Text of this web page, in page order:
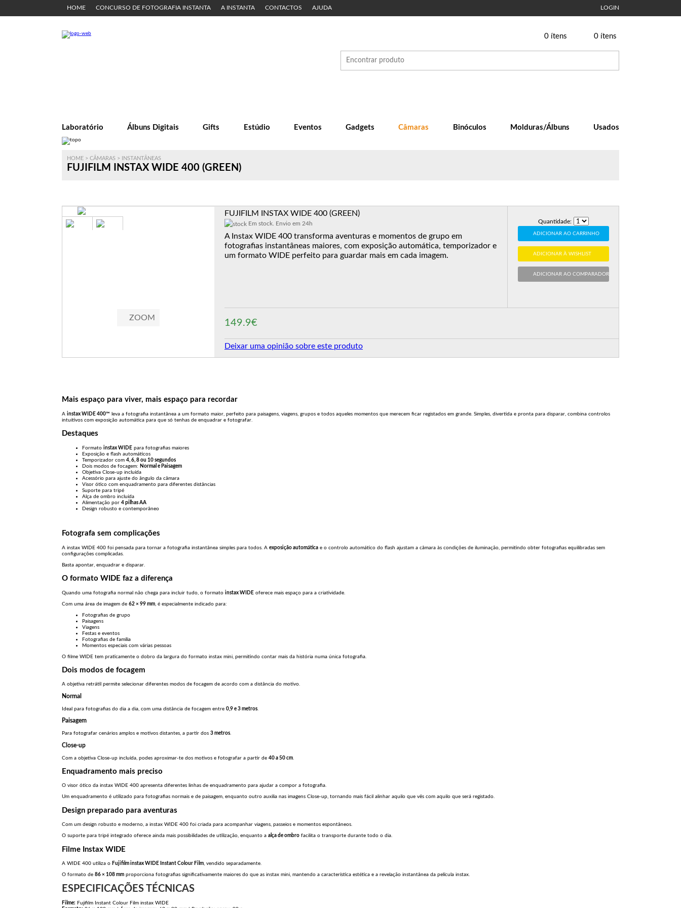
LOGIN
HOME CONCURSO DE FOTOGRAFIA INSTANTA A INSTANTA CONTACTOS AJUDA
0 ítens 0 ítens
Laboratório Álbuns Digitais Gifts Estúdio Eventos Gadgets Câmaras Binóculos Molduras/Álbuns Usados
HOME > CÂMARAS > INSTANTÂNEAS
FUJIFILM INSTAX WIDE 400 (GREEN)
FUJIFILM INSTAX WIDE 400 (GREEN)
Em stock. Envio em 24h
ZOOM
A Instax WIDE 400 transforma aventuras e momentos de grupo em
fotografias instantâneas maiores, com exposição automática, temporizador e
um formato WIDE perfeito para guardar mais em cada imagem.
149.9€
Deixar uma opinião sobre este produto
Quantidade:
ADICIONAR AO CARRINHO
ADICIONAR À WISHLIST
ADICIONAR AO COMPARADOR
Mais espaço para viver, mais espaço para recordar
A instax WIDE 400™ leva a fotografia instantânea a um formato maior, perfeito para paisagens, viagens, grupos e todos aqueles momentos que merecem ficar registados em grande. Simples, divertida e pronta para disparar, combina controlos
intuitivos com exposição automática para que só tenhas de enquadrar e fotografar.
Destaques
Formato instax WIDE para fotografias maiores
Exposição e flash automáticos
Temporizador com 4, 6, 8 ou 10 segundos
Dois modos de focagem: Normal e Paisagem
Objetiva Close-up incluída
Acessório para ajuste do ângulo da câmara
Visor ótico com enquadramento para diferentes distâncias
Suporte para tripé
Alça de ombro incluída
Alimentação por 4 pilhas AA
Design robusto e contemporâneo
Fotografa sem complicações
A instax WIDE 400 foi pensada para tornar a fotografia instantânea simples para todos. A exposição automática e o controlo automático do flash ajustam a câmara às condições de iluminação, permitindo obter fotografias equilibradas sem
configurações complicadas.
Basta apontar, enquadrar e disparar.
O formato WIDE faz a diferença
Quando uma fotografia normal não chega para incluir tudo, o formato instax WIDE oferece mais espaço para a criatividade.
Com uma área de imagem de 62 × 99 mm , é especialmente indicado para:
Fotografias de grupo
Paisagens
Viagens
Festas e eventos
Fotografias de família
Momentos especiais com várias pessoas
O filme WIDE tem praticamente o dobro da largura do formato instax mini, permitindo contar mais da história numa única fotografia.
Dois modos de focagem
A objetiva retrátil permite selecionar diferentes modos de focagem de acordo com a distância do motivo.
Normal
Ideal para fotografias do dia a dia, com uma distância de focagem entre 0,9 e 3 metros
Paisagem
Para fotografar cenários amplos e motivos distantes, a partir dos 3 metros.
Close-up
Com a objetiva Close-up incluída, podes aproximar-te dos motivos e fotografar a partir de 40 a 50 cm
Enquadramento mais preciso
O visor ótico da instax WIDE 400 apresenta diferentes linhas de enquadramento para ajudar a compor a fotografia.
Um enquadramento é utilizado para fotografias normais e de paisagem, enquanto outro auxilia nas imagens Close-up, tornando mais fácil alinhar aquilo que vês com aquilo que será registado.
Design preparado para aventuras
Com um design robusto e moderno, a instax WIDE 400 foi criada para acompanhar viagens, passeios e momentos espontâneos.
O suporte para tripé integrado oferece ainda mais possibilidades de utilização, enquanto a alça de ombro facilita o transporte durante todo o dia.
Filme Instax WIDE
A WIDE 400 utiliza o Fujifilm instax WIDE Instant Colour Film, vendido separadamente.
O formato de 86 × 108 mm proporciona fotografias significativamente maiores do que as instax mini, mantendo a característica estética e a revelação instantânea da película instax.
ESPECIFICAÇÕES TÉCNICAS
Filme: Fujifilm Instant Colour Film instax WIDE